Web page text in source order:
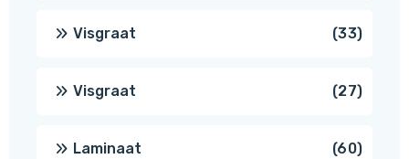
Visgraat 3333
Visgraat 2727
Laminaat 6060